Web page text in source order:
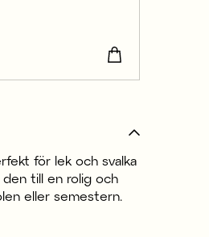
199 kr
för lek och svalka
den till en rolig och
eller semestern.